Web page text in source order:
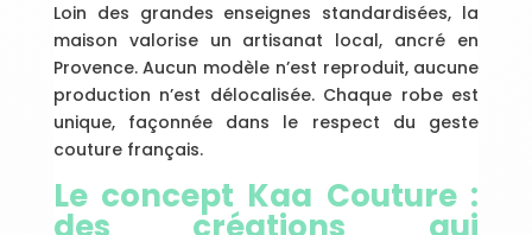
Loin des grandes enseignes standardisées, la
maison valorise un artisanat local, ancré en
Provence. Aucun modèle n’est reproduit, aucune
production n’est délocalisée. Chaque robe est
unique, façonnée dans le respect du geste
couture français.
Le concept Kaa Couture :